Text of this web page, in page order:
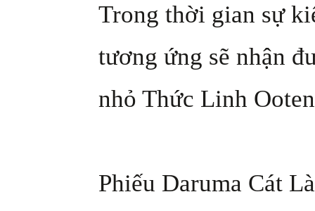
Trong thời gian sự
tương ứng sẽ nhận
nhỏ Thức Linh
Phiếu Daruma Cát